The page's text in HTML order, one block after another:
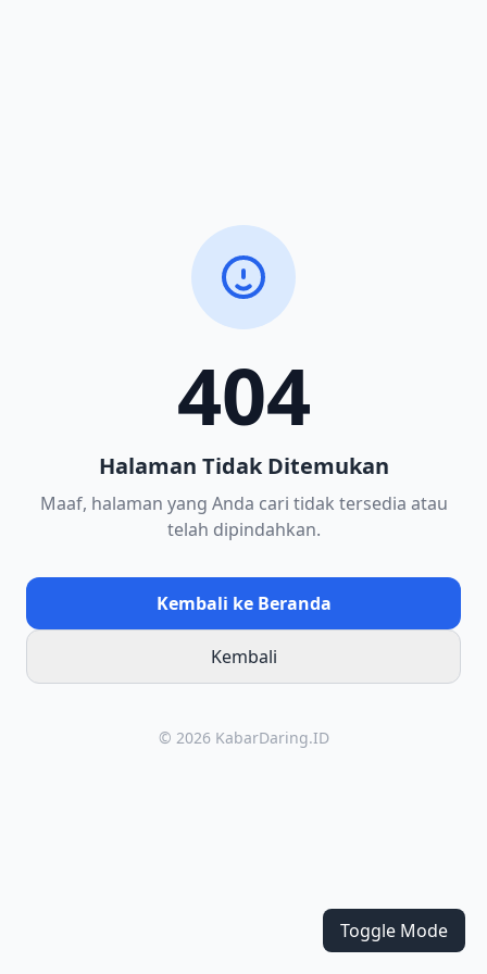
404
Halaman Tidak Ditemukan
Maaf, halaman yang Anda cari tidak tersedia atau
telah dipindahkan.
Kembali ke Beranda
Kembali
© 2026 KabarDaring.ID
Toggle Mode